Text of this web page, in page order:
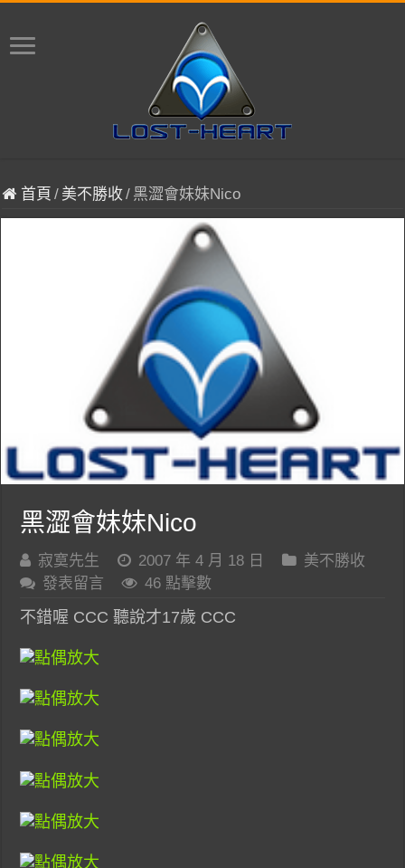
首頁 / 美不勝收/ 黑澀會妹妹Nico
黑澀會妹妹Nico
寂寞先生 2007 年 4 月 18 日
美不勝收
發表留言
46 點擊數
不錯喔 CCC 聽說才17歲 CCC